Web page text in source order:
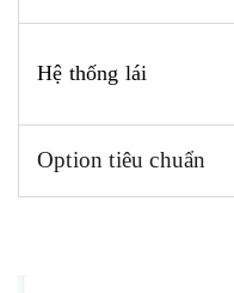
Hệ thống lái
Option tiêu chuẩn